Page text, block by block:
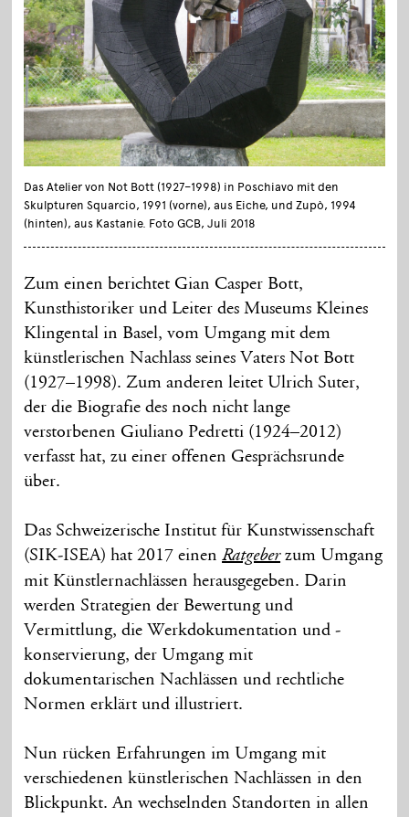
Das Atelier von Not Bott (1927–1998) in Poschiavo mit den
Skulpturen Squarcio, 1991 (vorne), aus Eiche, und Zupò, 1994
(hinten), aus Kastanie. Foto GCB, Juli 2018
Zum einen berichtet Gian Casper Bott,
Kunsthistoriker und Leiter des Museums Kleines
Klingental in Basel, vom Umgang mit dem
künstlerischen Nachlass seines Vaters Not Bott
(1927–1998). Zum anderen leitet Ulrich Suter,
der die Biografie des noch nicht lange
verstorbenen Giuliano Pedretti (1924–2012)
verfasst hat, zu einer offenen Gesprächsrunde
über.
Das Schweizerische Institut für Kunstwissenschaft
(SIK-ISEA) hat 2017 einenRatgeberzum Umgang
mit Künstlernachlässen herausgegeben. Darin
werden Strategien der Bewertung und
Vermittlung, die Werkdokumentation und -
konservierung, der Umgang mit
dokumentarischen Nachlässen und rechtliche
Normen erklärt und illustriert.
Nun rücken Erfahrungen im Umgang mit
verschiedenen künstlerischen Nachlässen in den
Blickpunkt. An wechselnden Standorten in allen